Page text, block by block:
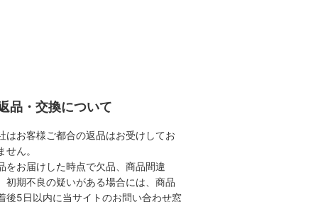
品・交換について
はお客様ご都合の返品はお受けしてお
せん。
をお届けした時点で欠品、商品間違
初期不良の疑いがある場合には、商品
後5日以内に当サイトのお問い合わせ窓